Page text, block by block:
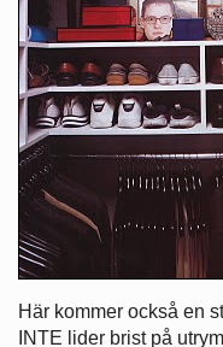
Här kommer också en
INTE lider brist på